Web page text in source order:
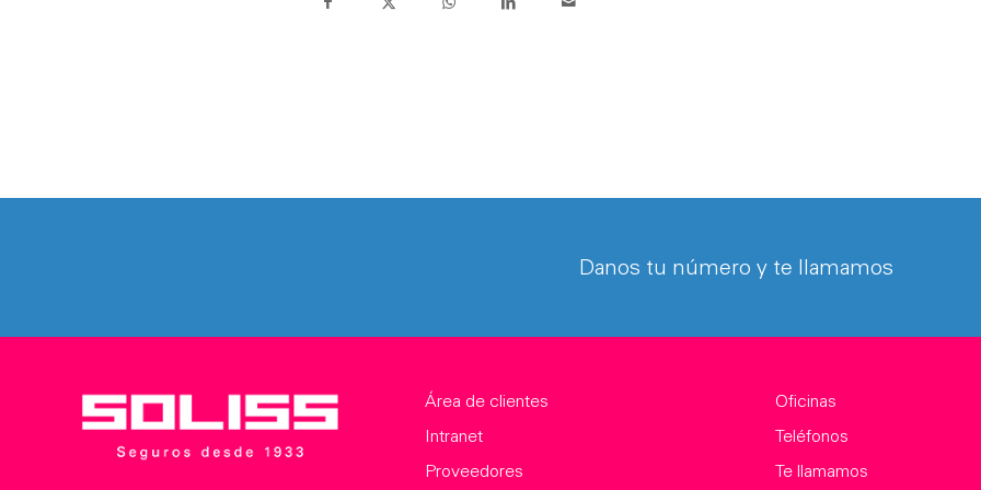
Danos tu número y te llamamos
Área de clientes
Intranet
Proveedores
Oficinas
Teléfonos
Te llamamos